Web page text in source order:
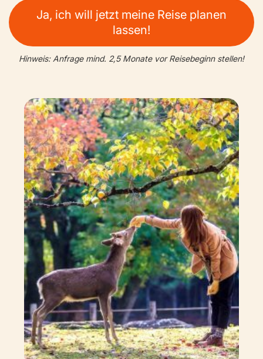
Ja, ich will jetzt meine Reise planen
lassen!
Hinweis: Anfrage mind. 2,5 Monate vor Reisebeginn stellen!